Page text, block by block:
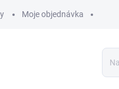
Moje objednávka